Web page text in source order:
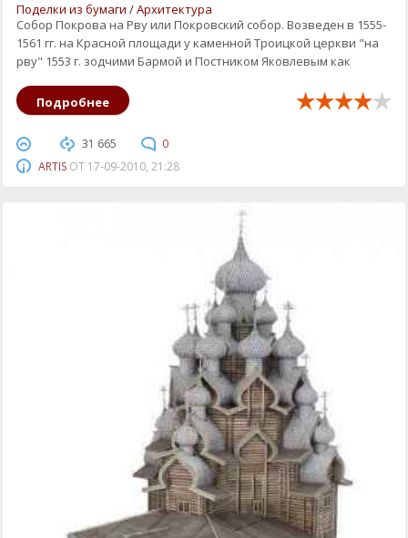
Поделки из бумаги /Архитектура
Собор Покрова на Рву или Покровский собор. Возведен в 1555-
1561 гг. на Красной площади у каменной Троицкой церкви "на
рву" 1553 г. зодчими Бармой и Постником Яковлевым как
Подробнее
31 665
0
ARTISОТ 17-09-2010, 21:28